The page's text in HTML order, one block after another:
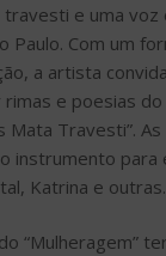
e uma voz
Paulo. Com um
a artista
e poesias do
Mata Travesti”.
instrumento para
Katrina e outras.
“Mulheragem”